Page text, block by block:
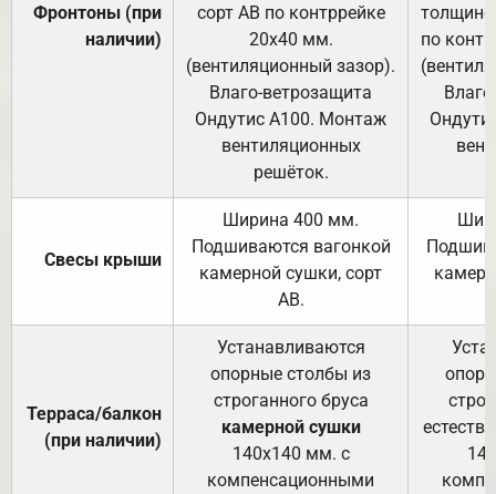
Фронтоны (при
наличии)
сорт АВ по контррейке
20х40 мм.
(вентиляционный зазор).
Влаго-ветрозащита
Ондутис А100. Монтаж
вентиляционных
решёток.
по
Свесы крыши
Ширина 400 мм.
Подшиваются вагонкой
камерной сушки, сорт
АВ.
Терраса/балкон
(при наличии)
Устанавливаются
опорные столбы из
строганного бруса
камерной сушки
140х140 мм. с
компенсационными